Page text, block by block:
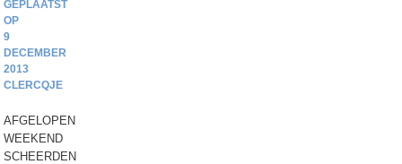
9
DECEMBER
2013
CLERCQJE
AFGELOPEN
WEEKEND
SCHEERDEN